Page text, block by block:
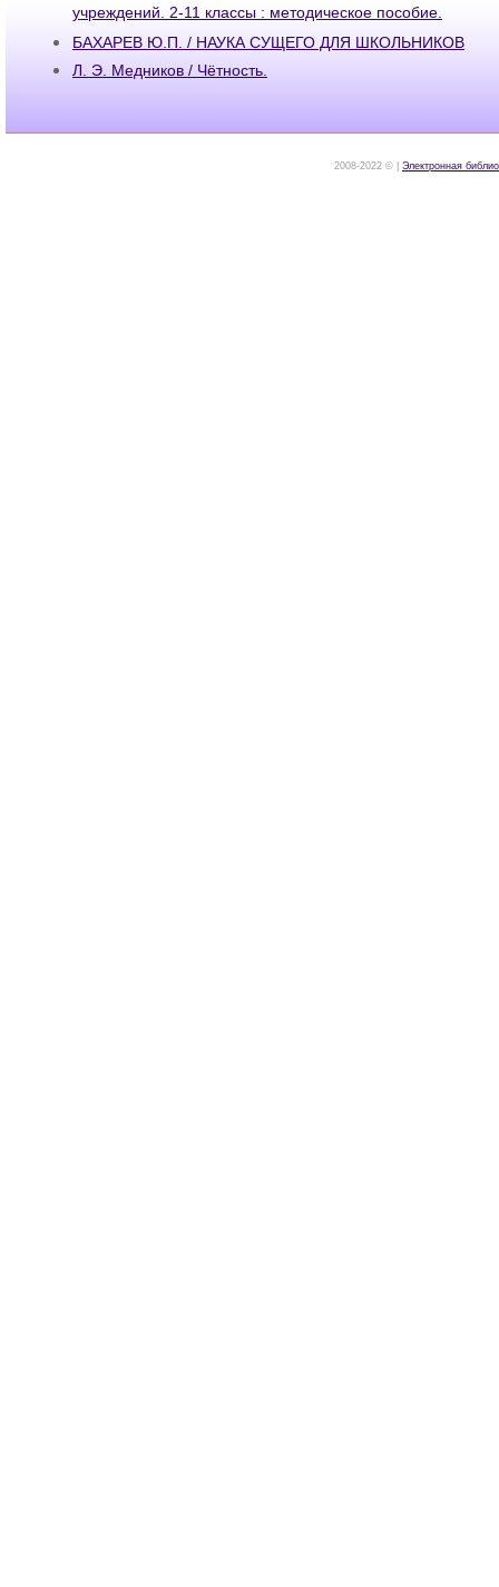
учреждений. 2-11 классы : методическое пособие.
БАХАРЕВ Ю.П. / НАУКА СУЩЕГО ДЛЯ ШКОЛЬНИКОВ
Л. Э. Медников / Чётность.
2008-2022 © | Электронная